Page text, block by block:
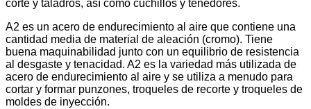
corte y taladros, así como cuchillos y tenedores.
A2 es un acero de endurecimiento al aire que contiene una
cantidad media de material de aleación (cromo). Tiene
buena maquinabilidad junto con un equilibrio de resistencia
al desgaste y tenacidad. A2 es la variedad más utilizada de
acero de endurecimiento al aire y se utiliza a menudo para
cortar y formar punzones, troqueles de recorte y troqueles de
moldes de inyección.